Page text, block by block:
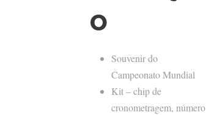
o
Souvenir do
Campeonato Mundial
Kit – chip de
cronometragem, número